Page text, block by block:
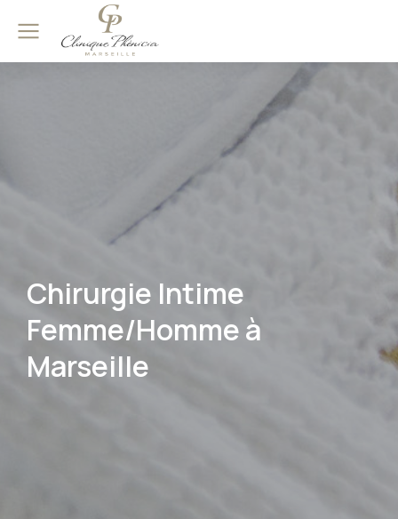
Chirurgie Intime
Femme/Homme à
Marseille